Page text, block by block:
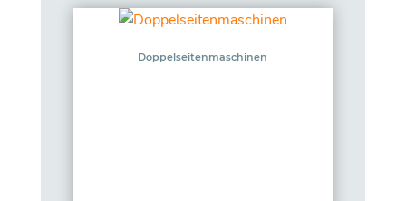
Doppelseitenmaschinen